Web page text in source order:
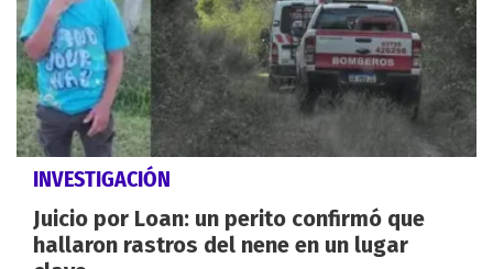
INVESTIGACIÓN
Juicio por Loan: un perito confirmó que
hallaron rastros del nene en un lugar